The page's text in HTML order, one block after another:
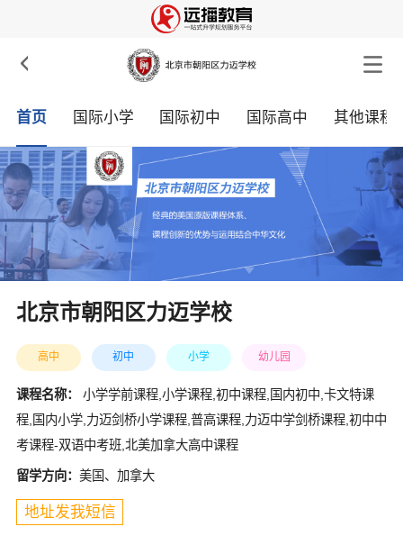

首页 国际小学 国际初中 国际高中 其他课程
北京市朝阳区力迈学校
高中 初中 小学 幼儿园
课程名称：
小学学前课程,小学课程,初中课程,国内初中,卡文特课
程,国内小学,力迈剑桥小学课程,普高课程,力迈中学剑桥课程,初中中
考课程-双语中考班,北美加拿大高中课程
留学方向： 美国、加拿大
地址发我短信